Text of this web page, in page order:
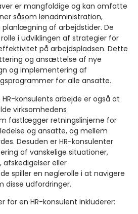
er mangfoldige og kan omfatte
såsom lønadministration,
af arbejdstider. De
i udviklingen af strategier for
på arbejdspladsen. Dette
og ansættelse af nye
og implementering af
for alle ansatte.
konsulents arbejde er også at
virksomhedens
fastlægger retningslinjerne for
og ansatte, og mellem
Desuden er HR-konsulenter
af vanskelige situationer,
eller
spiller en nøglerolle i at navigere
disse udfordringer.
for en HR-konsulent inkluderer: